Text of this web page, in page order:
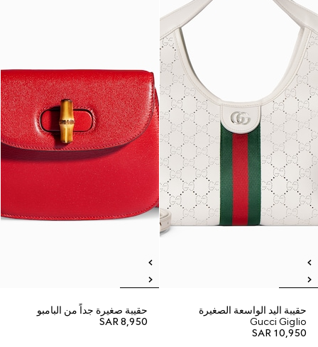
حقيبة اليد الواسعة الصغيرة
Gucci Giglio
SAR 10,950
حقيبة صغيرة جداً من البامبو
SAR 8,950